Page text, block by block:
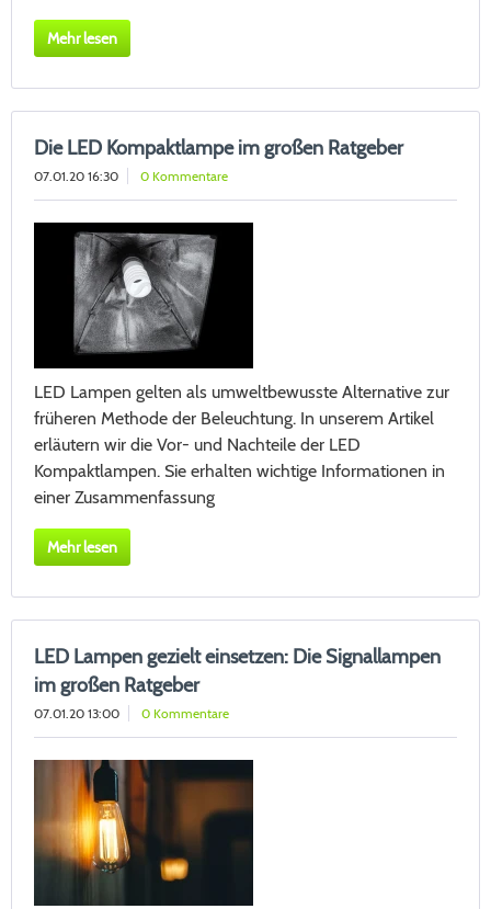
Mehr lesen
Die LED Kompaktlampe im großen Ratgeber
07.01.20 16:30 0 Kommentare
LED Lampen gelten als umweltbewusste Alternative zur
früheren Methode der Beleuchtung. In unserem Artikel
erläutern wir die Vor- und Nachteile der LED
Kompaktlampen. Sie erhalten wichtige Informationen in
einer Zusammenfassung
Mehr lesen
LED Lampen gezielt einsetzen: Die Signallampen
im großen Ratgeber
07.01.20 13:00 0 Kommentare